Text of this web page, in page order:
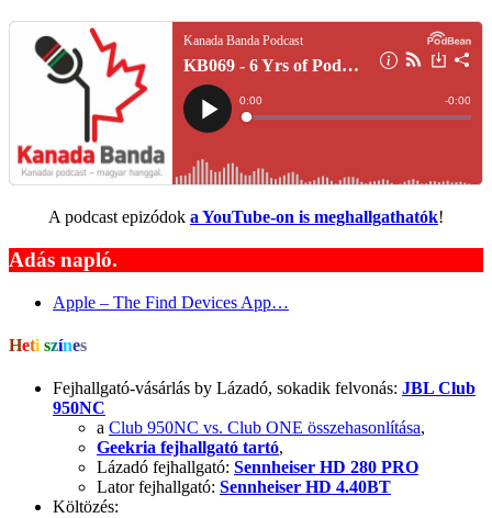
A podcast epizódok a YouTube-on is meghallgathatók!
Adás napló.
Apple – The Find Devices App…
Heti színes
Fejhallgató-vásárlás by Lázadó, sokadik felvonás: JBL Club
950NC
a Club 950NC vs. Club ONE összehasonlítása,
Geekria fejhallgató tartó,
Lázadó fejhallgató: Sennheiser HD 280 PRO
Lator fejhallgató: Sennheiser HD 4.40BT
Költözés: